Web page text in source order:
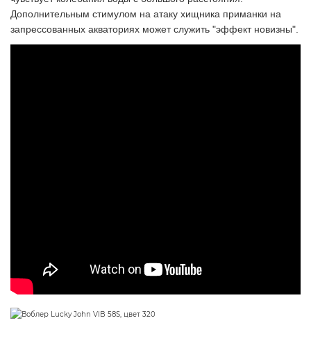
Дополнительным стимулом на атаку хищника приманки на
запрессованных акваториях может служить "эффект новизны".